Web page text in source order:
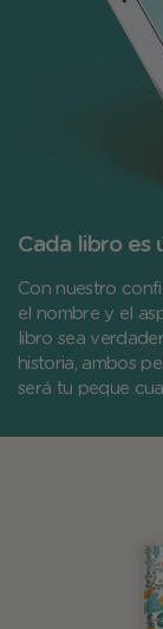
Cada libro es
Con nuestro
el nombre y el
libro sea
historia, ambos
será tu peque